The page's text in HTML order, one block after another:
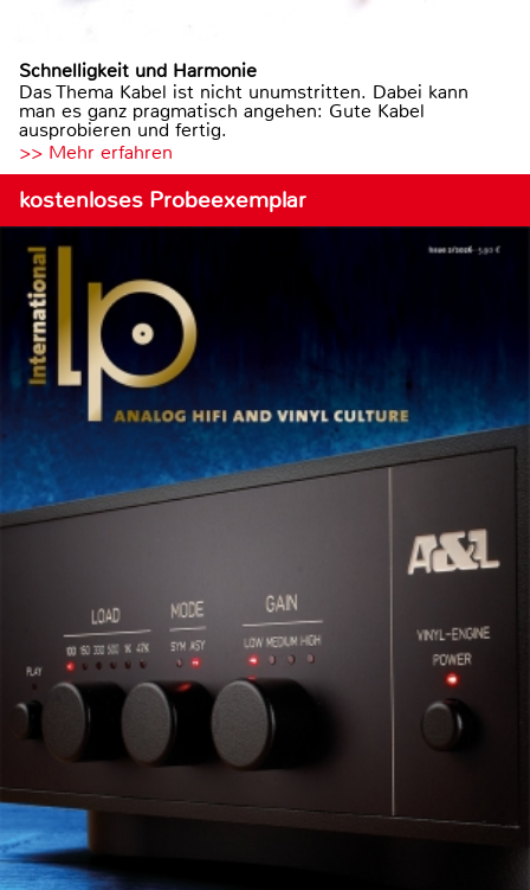
Schnelligkeit und Harmonie
Das Thema Kabel ist nicht unumstritten. Dabei kann
man es ganz pragmatisch angehen: Gute Kabel
ausprobieren und fertig.
>> Mehr erfahren
kostenloses Probeexemplar